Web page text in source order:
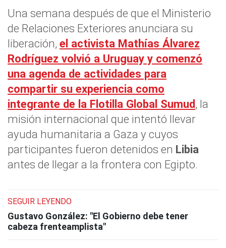
Una semana después de que el Ministerio
de Relaciones Exteriores anunciara su
liberación, el activista Mathías Álvarez
Rodríguez volvió a Uruguay y comenzó
una agenda de actividades para
compartir su experiencia como
integrante de la Flotilla Global Sumud, la
misión internacional que intentó llevar
ayuda humanitaria a Gaza y cuyos
participantes fueron detenidos en Libia
antes de llegar a la frontera con Egipto.
SEGUIR LEYENDO
Gustavo González: "El Gobierno debe tener
cabeza frenteamplista"